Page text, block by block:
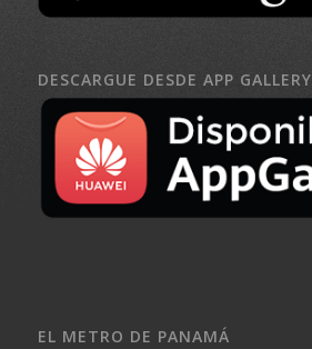
DESCARGUE DESDE APP GALLERY
EL METRO DE PANAMÁ